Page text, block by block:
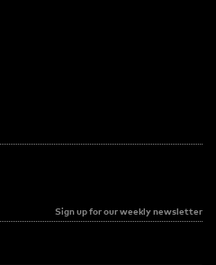
Sign up for our weekly newsletter